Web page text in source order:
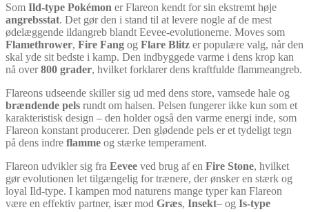
Som Ild-type Pokémon er Flareon kendt for sin ekstremt høje
angrebsstat. Det gør den i stand til at levere nogle af de mest
ødelæggende ildangreb blandt Eevee-evolutionerne. Moves som
Flamethrower, Fire Fang og Flare Blitz er populære valg, når den
skal yde sit bedste i kamp. Den indbyggede varme i dens krop kan
nå over800 grader, hvilket forklarer dens kraftfulde flammeangreb.
Flareons udseende skiller sig ud med dens store, vamsede hale og
brændende pels rundt om halsen. Pelsen fungerer ikke kun som et
karakteristisk design – den holder også den varme energi inde, som
Flareon konstant producerer. Den glødende pels er et tydeligt tegn
på dens indre flamme og stærke temperament.
Flareon udvikler sig fra Eevee ved brug af en Fire Stone, hvilket
gør evolutionen let tilgængelig for trænere, der ønsker en stærk og
loyal Ild-type. I kampen mod naturens mange typer kan Flareon
være en effektiv partner, især mod Græs, Insekt– og Is-type